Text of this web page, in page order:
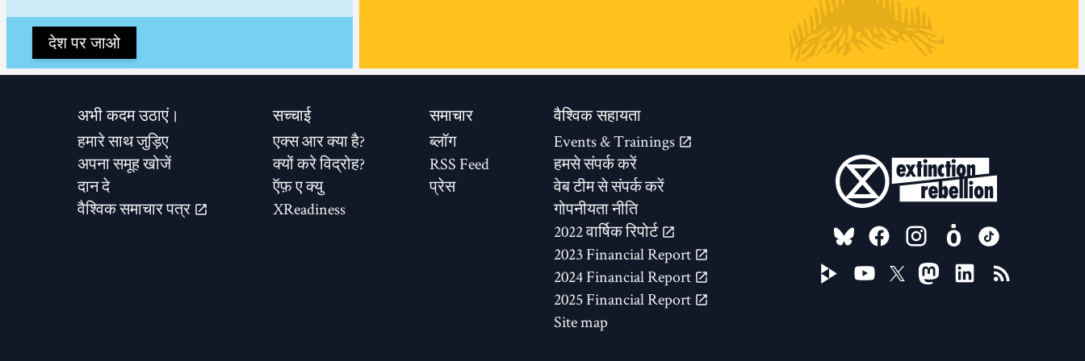
देश पर जाओ
अभी कदम उठाएं।
हमारे साथ जुड़िए
अपना समूह खोजें
दान दे
वैश्विक समाचार पत्र
सच्चाई
एक्स आर क्या है?
क्यों करे विद्रोह?
ऍफ़ ए क्यु
XReadiness
समाचार
ब्लॉग
RSS Feed
प्रेस
वैश्विक सहायता
Events & Trainings
हमसे संपर्क करें
वेब टीम से संपर्क करें
गोपनीयता नीति
2022 वार्षिक रिपोर्ट
2023 Financial Report
2024 Financial Report
2025 Financial Report
Site map
FOLLOW US ON